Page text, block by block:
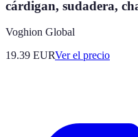
cárdigan, sudadera,
Voghion Global
19.39 EURVer el precio